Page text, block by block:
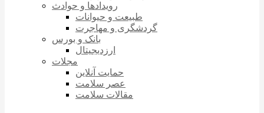
رویدادها و حوادث
طبیعت و حیوانات
گردشگری و مهاجرت
بانک و بورس
ارزدیجیتال
مجلات
حمایت آنلاین
عصر سلامت
مقالات سلامت